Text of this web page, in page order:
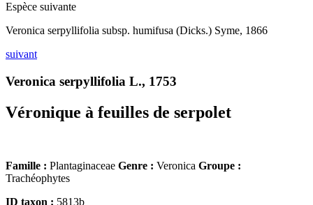
Espèce suivante
Veronica serpyllifolia subsp. humifusa (Dicks.) Syme, 1866
suivant
Veronica serpyllifolia L., 1753
Véronique à feuilles de serpolet
Famille : Plantaginaceae Genre : Veronica Groupe :
Trachéophytes
ID taxon : 5813b